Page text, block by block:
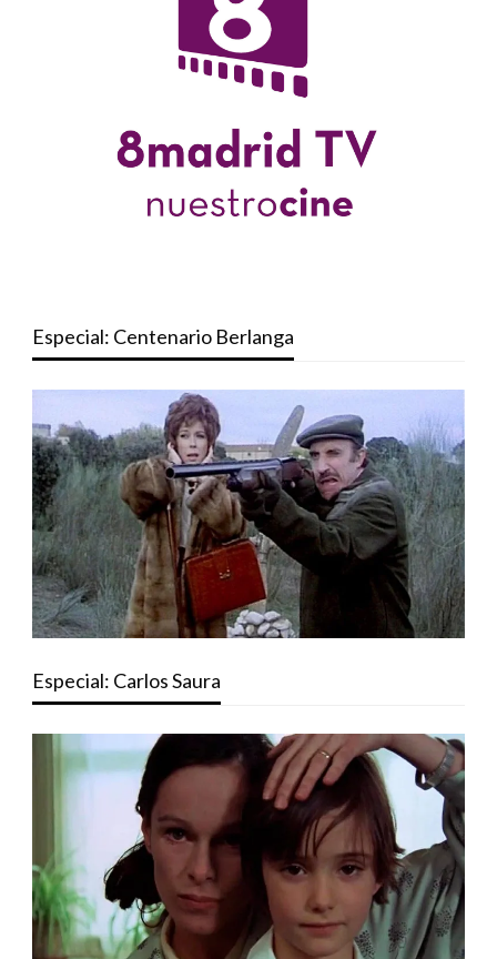
Especial: Centenario Berlanga
Especial: Carlos Saura